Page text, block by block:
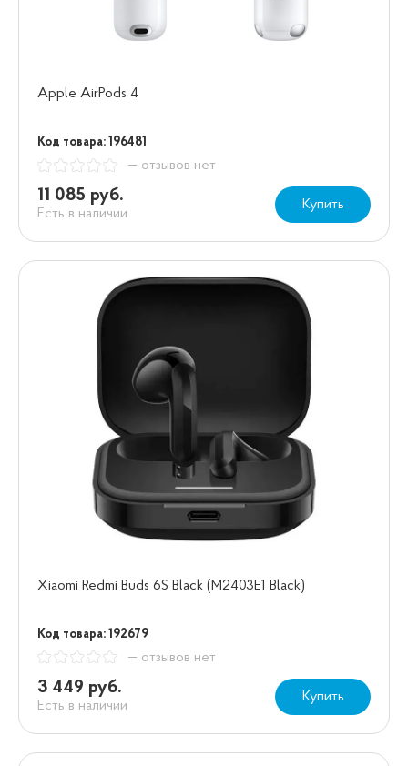
Apple AirPods 4
Код товара: 196481
— отзывов нет
11 085 руб.
Есть в наличии
Купить
Xiaomi Redmi Buds 6S Black (M2403E1 Black)
Код товара: 192679
— отзывов нет
3 449 руб.
Есть в наличии
Купить